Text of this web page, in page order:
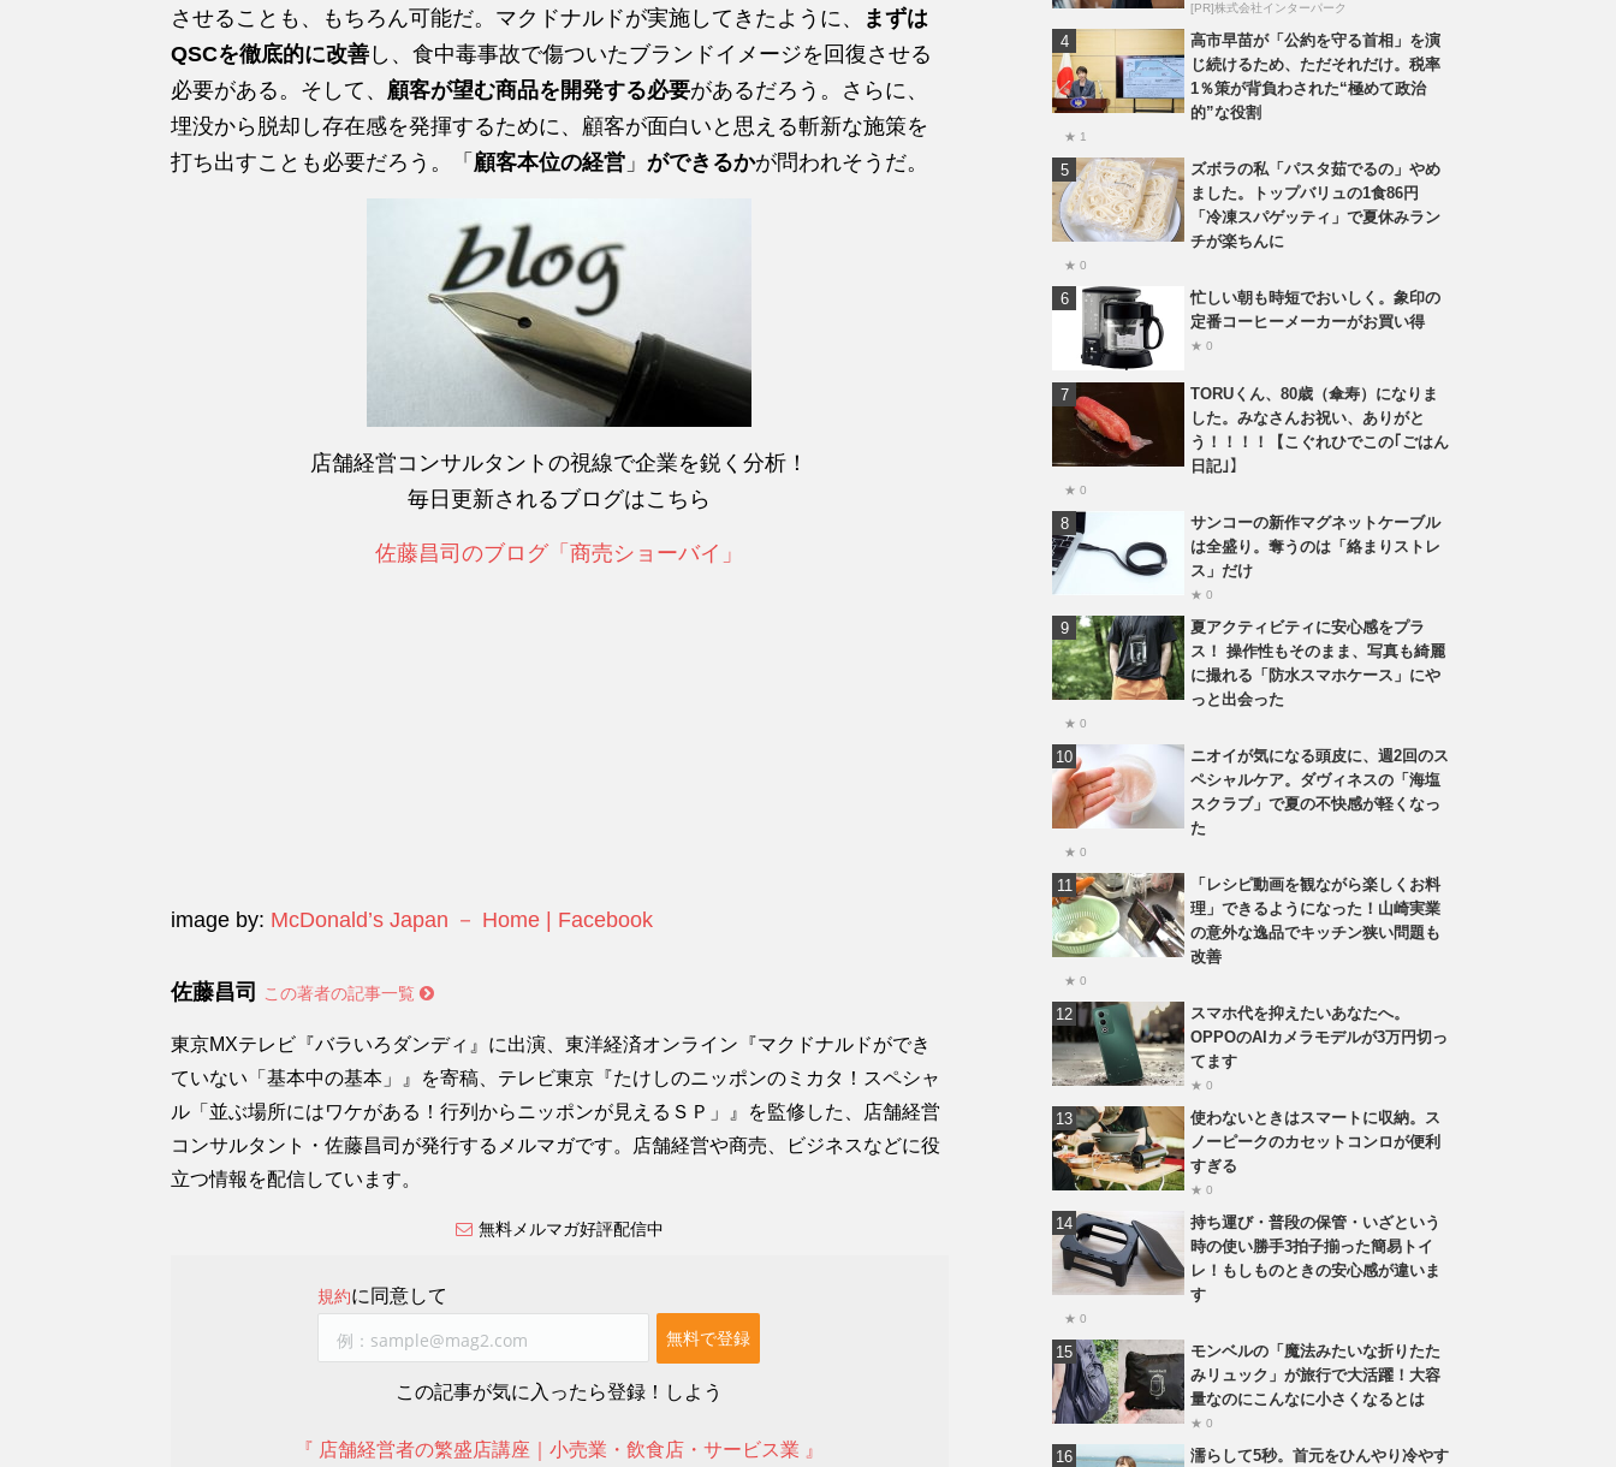
させることも、もちろん可能だ。マクドナルドが実施してきたように、
まずは
QSCを徹底的に改善 し、食中毒事故で傷ついたブランドイメージを回復させる
必要がある。そして、 顧客が望む商品を開発する必要があるだろう。さらに、
埋没から脱却し存在感を発揮するために、顧客が面白いと思える斬新な施策を
打ち出すことも必要だろう。「 顧客本位の経営 」 ができるかが問われそうだ。
店舗経営コンサルタントの視線で企業を鋭く分析！
毎日更新されるブログはこちら
佐藤昌司のブログ「商売ショーバイ」
image by: McDonald’s Japan － Home | Facebook
佐藤昌司 この著者の記事一覧
東京MXテレビ『バラいろダンディ』に出演、東洋経済オンライン『マクドナルドができ
ていない「基本中の基本」』を寄稿、テレビ東京『たけしのニッポンのミカタ！スペシャ
ル「並ぶ場所にはワケがある！行列からニッポンが見えるＳＰ」』を監修した、店舗経営
コンサルタント・佐藤昌司が発行するメルマガです。店舗経営や商売、ビジネスなどに役
立つ情報を配信しています。
無料メルマガ好評配信中
規約に同意して
この記事が気に入ったら登録！しよう
『 店舗経営者の繁盛店講座｜小売業・飲食店・サービス業 』
[PR]株式会社インターパーク
高市早苗が「公約を守る首相」を演
じ続けるため、ただそれだけ。税率
1％策が背負わされた“極めて政治
的”な役割
★ 1
ズボラの私「パスタ茹でるの」やめ
ました。トップバリュの1食86円
「冷凍スパゲッティ」で夏休みラン
チが楽ちんに
★ 0
忙しい朝も時短でおいしく。象印の
定番コーヒーメーカーがお買い得
★ 0
TORUくん、80歳（傘寿）になりま
した。みなさんお祝い、ありがと
う！！！！【こぐれひでこの｢ごはん
日記｣】
★ 0
サンコーの新作マグネットケーブル
は全盛り。奪うのは「絡まりストレ
ス」だけ
★ 0
夏アクティビティに安心感をプラ
ス！ 操作性もそのまま、写真も綺麗
に撮れる「防水スマホケース」にや
っと出会った
★ 0
ニオイが気になる頭皮に、週2回のス
ペシャルケア。ダヴィネスの「海塩
スクラブ」で夏の不快感が軽くなっ
た
★ 0
「レシピ動画を観ながら楽しくお料
理」できるようになった！山崎実業
の意外な逸品でキッチン狭い問題も
改善
★ 0
スマホ代を抑えたいあなたへ。
OPPOのAIカメラモデルが3万円切っ
てます
★ 0
使わないときはスマートに収納。ス
ノーピークのカセットコンロが便利
すぎる
★ 0
持ち運び・普段の保管・いざという
時の使い勝手3拍子揃った簡易トイ
レ！もしものときの安心感が違いま
す
★ 0
モンベルの「魔法みたいな折りたた
みリュック」が旅行で大活躍！大容
量なのにこんなに小さくなるとは
★ 0
濡らして5秒。首元をひんやり冷やす